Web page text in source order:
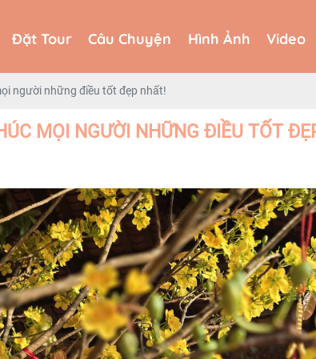
Đặt Tour Câu Chuyện Hình Ảnh Video
Đặt Tour Câu Chuyện Hình Ảnh Video
người những điều tốt đẹp nhất!
MỌI NGƯỜI NHỮNG ĐIỀU TỐT